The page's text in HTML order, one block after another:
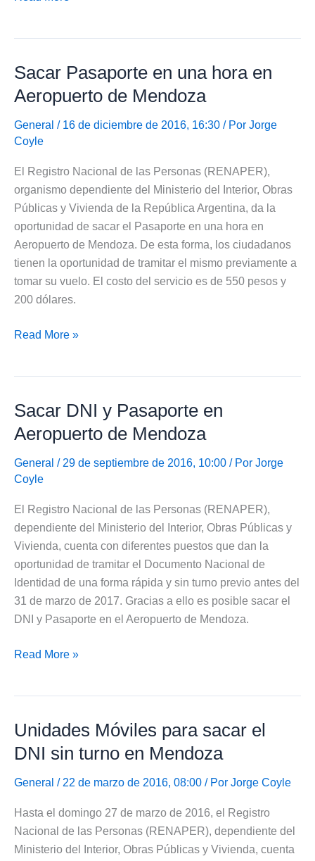
en
Mendoza
Sacar Pasaporte en una hora en
Aeropuerto de Mendoza
General / 16 de diciembre de 2016, 16:30 / Por Jorge
Coyle
El Registro Nacional de las Personas (RENAPER),
organismo dependiente del Ministerio del Interior, Obras
Públicas y Vivienda de la República Argentina, da la
oportunidad de sacar el Pasaporte en una hora en
Aeropuerto de Mendoza. De esta forma, los ciudadanos
tienen la oportunidad de tramitar el mismo previamente a
tomar su vuelo. El costo del servicio es de 550 pesos y
200 dólares.
Sacar
hora
en
Aeropuerto
de
Mendoza
Read More »
Sacar DNI y Pasaporte en
Aeropuerto de Mendoza
General / 29 de septiembre de 2016, 10:00 / Por Jorge
Coyle
El Registro Nacional de las Personas (RENAPER),
dependiente del Ministerio del Interior, Obras Públicas y
Vivienda, cuenta con diferentes puestos que dan la
oportunidad de tramitar el Documento Nacional de
Identidad de una forma rápida y sin turno previo antes del
31 de marzo de 2017. Gracias a ello es posible sacar el
DNI y Pasaporte en el Aeropuerto de Mendoza.
Sacar
en
Aeropuerto
de
Mendoza
Read More »
Unidades Móviles para sacar el
DNI sin turno en Mendoza
General / 22 de marzo de 2016, 08:00 / Por Jorge Coyle
Hasta el domingo 27 de marzo de 2016, el Registro
Nacional de las Personas (RENAPER), dependiente del
Ministerio del Interior, Obras Públicas y Vivienda, cuenta